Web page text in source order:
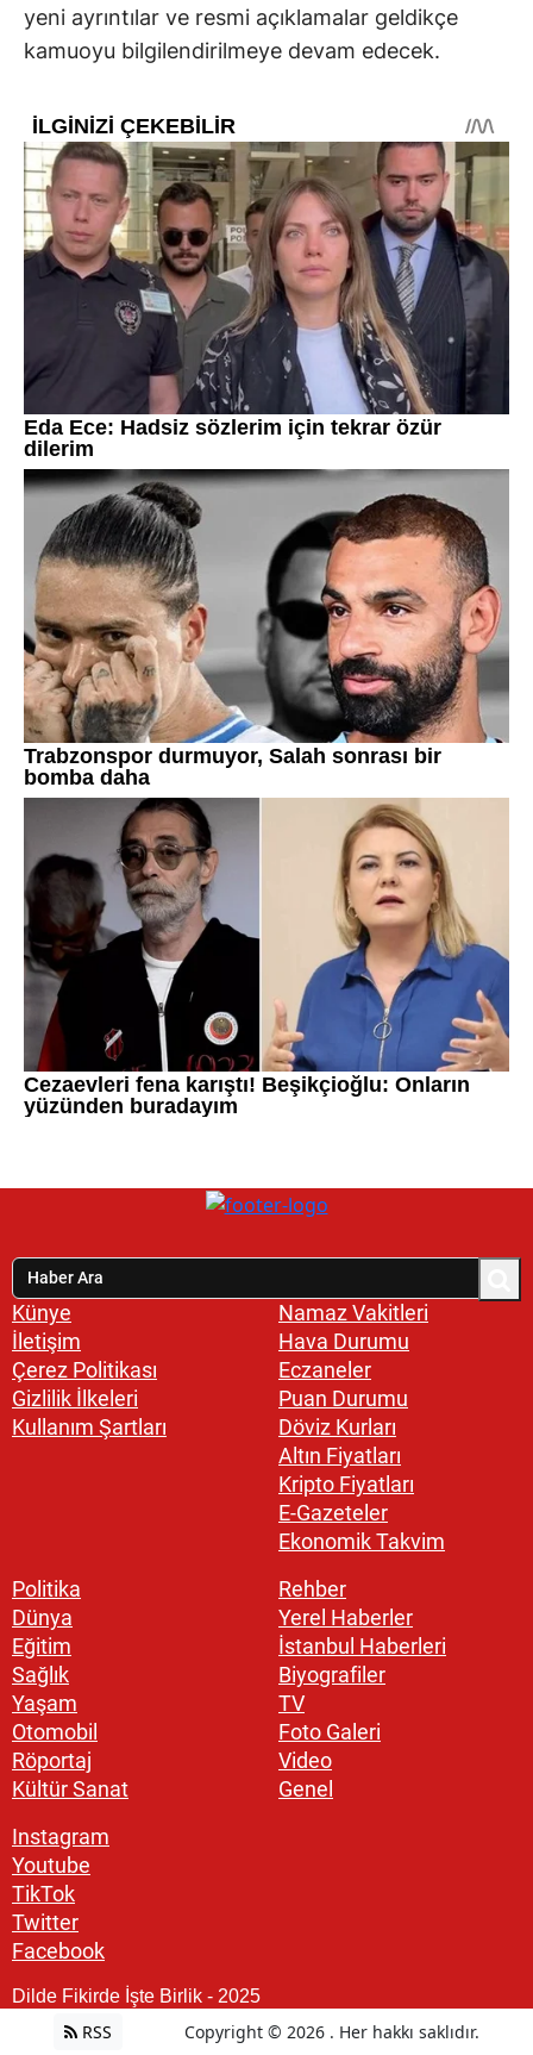
yeni ayrıntılar ve resmi açıklamalar geldikçe
kamuoyu bilgilendirilmeye devam edecek.
Künye
İletişim
Çerez Politikası
Gizlilik İlkeleri
Kullanım Şartları
Namaz Vakitleri
Hava Durumu
Eczaneler
Puan Durumu
Döviz Kurları
Altın Fiyatları
Kripto Fiyatları
E-Gazeteler
Ekonomik Takvim
Politika
Dünya
Eğitim
Sağlık
Yaşam
Otomobil
Röportaj
Kültür Sanat
Rehber
Yerel Haberler
İstanbul Haberleri
Biyografiler
TV
Foto Galeri
Video
Genel
Instagram
Youtube
TikTok
Twitter
Facebook
Dilde Fikirde İşte Birlik - 2025
RSS Copyright © 2026 . Her hakkı saklıdır.